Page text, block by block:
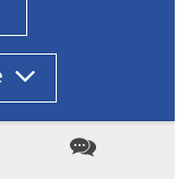
Kontakt